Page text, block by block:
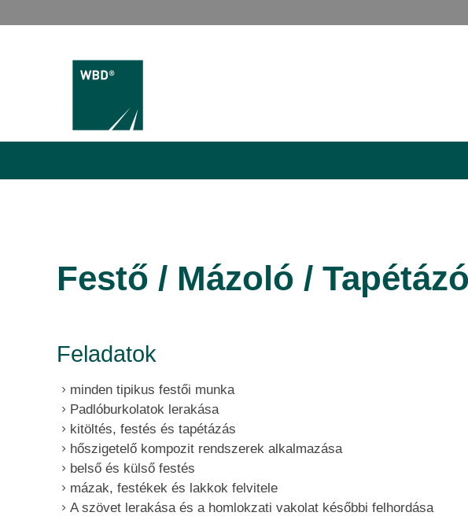
Festő / Mázoló /
Feladatok
minden tipikus festői munka
Padlóburkolatok lerakása
kitöltés, festés és tapétázás
hőszigetelő kompozit rendszerek alkalmazása
belső és külső festés
mázak, festékek és lakkok felvitele
A szövet lerakása és a homlokzati vakolat későbbi felhordása